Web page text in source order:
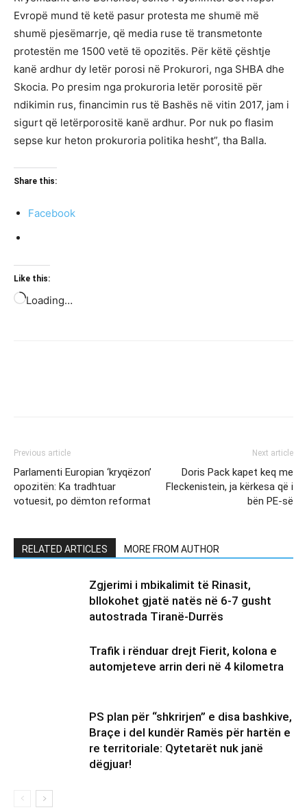
Evropë mund të ketë pasur protesta me shumë më
shumë pjesëmarrje, që media ruse të transmetonte
protestën me 1500 vetë të opozitës. Për këtë çështje
kanë ardhur dy letër porosi në Prokurori, nga SHBA dhe
Skocia. Po presim nga prokuroria letër porositë për
ndikimin rus, financimin rus të Bashës në vitin 2017, jam i
sigurt që letërporositë kanë ardhur. Por nuk po flasim
sepse kur heton prokuroria politika hesht”, tha Balla.
Share this:
Facebook
Like this:
Loading…
Previous article
Parlamenti Europian ‘kryqëzon’
opozitën: Ka tradhtuar
votuesit, po dëmton reformat
Next article
Doris Pack kapet keq me
Fleckenistein, ja kërkesa që i
bën PE-së
RELATED ARTICLES MORE FROM AUTHOR
Zgjerimi i mbikalimit të Rinasit,
bllokohet gjatë natës në 6-7 gusht
autostrada Tiranë-Durrës
Trafik i rënduar drejt Fierit, kolona e
automjeteve arrin deri në 4 kilometra
PS plan për “shkrirjen” e disa bashkive,
Braçe i del kundër Ramës për hartën e
re territoriale: Qytetarët nuk janë
dëgjuar!